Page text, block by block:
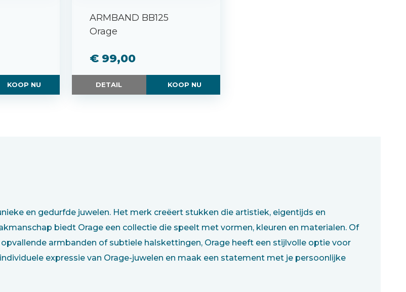
KOOP NU
ARMBAND BB125
Orage
€ 99,00
DETAIL KOOP NU
en gedurfde juwelen. Het merk creëert stukken die artistiek, eigentijds en
biedt Orage een collectie die speelt met vormen, kleuren en materialen. Of
armbanden of subtiele halskettingen, Orage heeft een stijlvolle optie voor
expressie van Orage-juwelen en maak een statement met je persoonlijke